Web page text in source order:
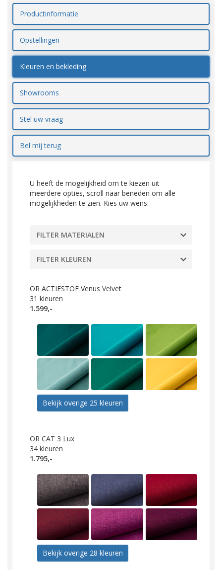
Productinformatie
Opstellingen
Kleuren en bekleding
Showrooms
Stel uw vraag
Bel mij terug
U heeft de mogelijkheid om te kiezen uit
meerdere opties, scroll naar beneden om alle
mogelijkheden te zien. Kies uw wens.
FILTER MATERIALEN
FILTER KLEUREN
OR ACTIESTOF Venus Velvet
31 kleuren
1.599,-
Bekijk overige 25 kleuren
OR CAT 3 Lux
34 kleuren
1.795,-
Bekijk overige 28 kleuren